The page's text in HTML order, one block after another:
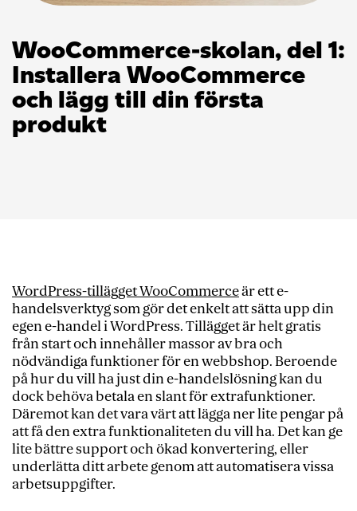
WooCommerce-skolan, del 1:
Installera WooCommerce
och lägg till din första
produkt
WordPress-tillägget WooCommerceär ett e-
handelsverktyg som gör det enkelt att sätta upp din
egen e-handel i WordPress. Tillägget är helt gratis
från start och innehåller massor av bra och
nödvändiga funktioner för en webbshop. Beroende
på hur du vill ha just din e-handelslösning kan du
dock behöva betala en slant för extrafunktioner.
Däremot kan det vara värt att lägga ner lite pengar på
att få den extra funktionaliteten du vill ha. Det kan ge
lite bättre support och ökad konvertering, eller
underlätta ditt arbete genom att automatisera vissa
arbetsuppgifter.